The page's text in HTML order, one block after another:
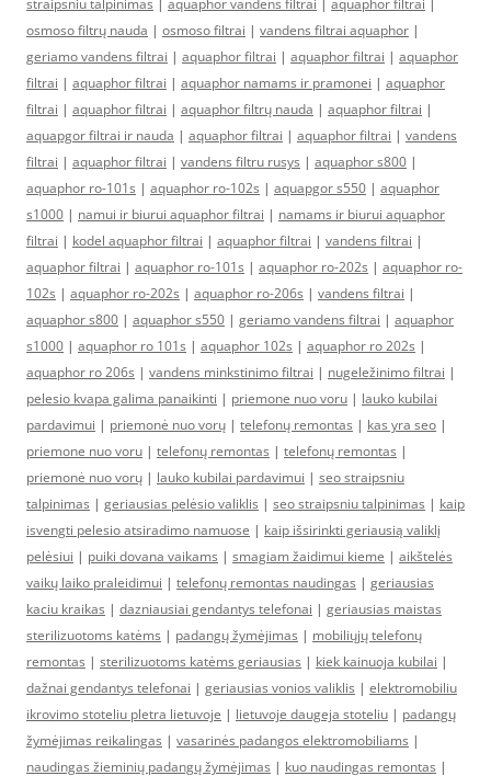
straipsniu talpinimas | aquaphor vandens filtrai | aquaphor filtrai |
osmoso filtrų nauda | osmoso filtrai | vandens filtrai aquaphor |
geriamo vandens filtrai | aquaphor filtrai | aquaphor filtrai | aquaphor
filtrai | aquaphor filtrai | aquaphor namams ir pramonei | aquaphor
filtrai | aquaphor filtrai | aquaphor filtrų nauda | aquaphor filtrai |
aquapgor filtrai ir nauda | aquaphor filtrai | aquaphor filtrai | vandens
filtrai | aquaphor filtrai | vandens filtru rusys | aquaphor s800 |
aquaphor ro-101s | aquaphor ro-102s | aquapgor s550 | aquaphor
s1000 | namui ir biurui aquaphor filtrai | namams ir biurui aquaphor
filtrai | kodel aquaphor filtrai | aquaphor filtrai | vandens filtrai |
aquaphor filtrai | aquaphor ro-101s | aquaphor ro-202s | aquaphor ro-
102s | aquaphor ro-202s | aquaphor ro-206s | vandens filtrai |
aquaphor s800 | aquaphor s550 | geriamo vandens filtrai | aquaphor
s1000 | aquaphor ro 101s | aquaphor 102s | aquaphor ro 202s |
aquaphor ro 206s | vandens minkstinimo filtrai | nugeležinimo filtrai |
pelesio kvapa galima panaikinti | priemone nuo voru | lauko kubilai
pardavimui | priemonė nuo vorų | telefonų remontas | kas yra seo |
priemone nuo voru | telefonų remontas | telefonų remontas |
priemonė nuo vorų | lauko kubilai pardavimui | seo straipsniu
talpinimas | geriausias pelėsio valiklis | seo straipsniu talpinimas | kaip
isvengti pelesio atsiradimo namuose | kaip išsirinkti geriausią valiklį
pelėsiui | puiki dovana vaikams | smagiam žaidimui kieme | aikštelės
vaikų laiko praleidimui | telefonų remontas naudingas | geriausias
kaciu kraikas | dazniausiai gendantys telefonai | geriausias maistas
sterilizuotoms katėms | padangų žymėjimas | mobiliųjų telefonų
remontas | sterilizuotoms katėms geriausias | kiek kainuoja kubilai |
dažnai gendantys telefonai | geriausias vonios valiklis | elektromobiliu
ikrovimo stoteliu pletra lietuvoje | lietuvoje daugeja stoteliu | padangų
žymėjimas reikalingas | vasarinės padangos elektromobiliams |
naudingas žieminių padangų žymėjimas | kuo naudingas remontas |